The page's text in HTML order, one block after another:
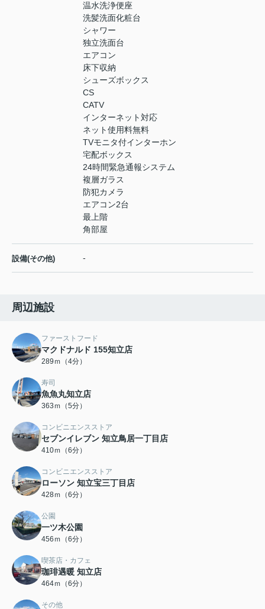
温水洗浄便座
洗髪洗面化粧台
シャワー
独立洗面台
エアコン
床下収納
シューズボックス
CS
CATV
インターネット対応
ネット使用料無料
TVモニタ付インターホン
宅配ボックス
24時間緊急通報システム
複層ガラス
防犯カメラ
エアコン2台
最上階
角部屋
設備(その他) -
周辺施設
ファーストフード
マクドナルド 155知立店
289ｍ（4分）
寿司
魚魚丸知立店
363ｍ（5分）
コンビニエンスストア
セブンイレブン 知立鳥居一丁目店
410ｍ（6分）
コンビニエンスストア
ローソン 知立宝三丁目店
428ｍ（6分）
公園
一ツ木公園
456ｍ（6分）
喫茶店・カフェ
珈琲遇暖 知立店
464ｍ（6分）
その他